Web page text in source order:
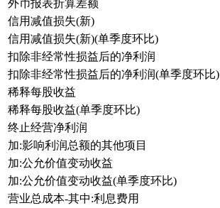
外币报表折算差额
信用减值损失(新)
信用减值损失(新)(单季度环比)
扣除非经常性损益后的净利润
扣除非经常性损益后的净利润(单季度环比)
稀释每股收益
稀释每股收益(单季度环比)
终止经营净利润
加:影响利润总额的其他项目
加:公允价值变动收益
加:公允价值变动收益(单季度环比)
营业总成本-其中:利息费用